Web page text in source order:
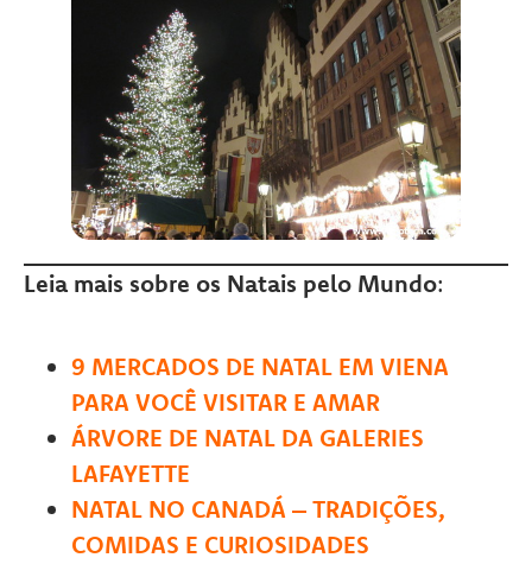
Leia mais sobre os Natais pelo Mundo:
9 MERCADOS DE NATAL EM VIENA
PARA VOCÊ VISITAR E AMAR
ÁRVORE DE NATAL DA GALERIES
LAFAYETTE
NATAL NO CANADÁ – TRADIÇÕES,
COMIDAS E CURIOSIDADES